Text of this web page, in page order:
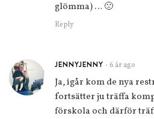
glömma) … 🙁
Reply
JENNYJENNY • 6 år ago
Ja, igår kom de nya
fortsätter ju träffa
förskola och därför